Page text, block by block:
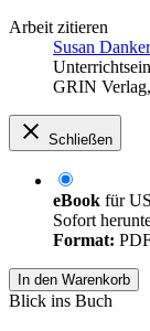
Arbeit zitieren
Susan
GRIN
Schließen
eBook für
Sofort
Format:
In den Warenkorb
Blick ins Buch